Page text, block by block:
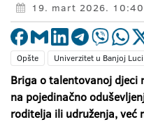
19. mart 2026.
Opšte Univerzitet u Banjoj Luci
Briga o talentovanoj djeci
na pojedinačno
roditelja ili udruženja,